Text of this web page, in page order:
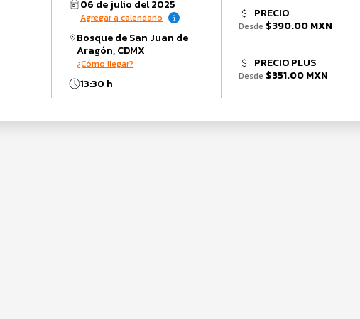
06 de julio del 2025
Agregar a calendario
Bosque de San Juan de
Aragón, CDMX
¿Cómo llegar?
13:30 h
PRECIO
Desde $390.00 MXN
PRECIO PLUS
Desde $351.00 MXN